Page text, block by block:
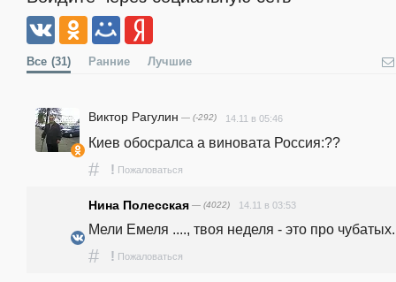
Все (31) Ранние Лучшие
Виктор Рагулин — (-292) 14.11 в 05:46
Киев обосралса а виновата Россия:??
# ! Пожаловаться
Нина Полесская — (4022) 14.11 в 03:53
Мели Емеля ...., твоя неделя - это про
# ! Пожаловаться